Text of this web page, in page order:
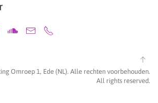
Omroep 1, Ede (NL). Alle rechten voorbehouden.
All rights reserved.